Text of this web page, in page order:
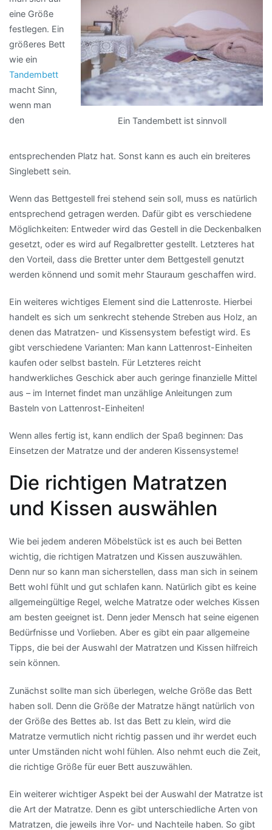
Ein Tandembett ist sinnvoll
eine Größe
festlegen. Ein
größeres Bett
wie ein
Tandembett
macht Sinn,
wenn man
den
entsprechenden Platz hat. Sonst kann es auch ein breiteres
Singlebett sein.
Wenn das Bettgestell frei stehend sein soll, muss es natürlich
entsprechend getragen werden. Dafür gibt es verschiedene
Möglichkeiten: Entweder wird das Gestell in die Deckenbalken
gesetzt, oder es wird auf Regalbretter gestellt. Letzteres hat
den Vorteil, dass die Bretter unter dem Bettgestell genutzt
werden könnend und somit mehr Stauraum geschaffen wird.
Ein weiteres wichtiges Element sind die Lattenroste. Hierbei
handelt es sich um senkrecht stehende Streben aus Holz, an
denen das Matratzen- und Kissensystem befestigt wird. Es
gibt verschiedene Varianten: Man kann Lattenrost-Einheiten
kaufen oder selbst basteln. Für Letzteres reicht
handwerkliches Geschick aber auch geringe finanzielle Mittel
aus – im Internet findet man unzählige Anleitungen zum
Basteln von Lattenrost-Einheiten!
Wenn alles fertig ist, kann endlich der Spaß beginnen: Das
Einsetzen der Matratze und der anderen Kissensysteme!
Die richtigen Matratzen
und Kissen auswählen
Wie bei jedem anderen Möbelstück ist es auch bei Betten
wichtig, die richtigen Matratzen und Kissen auszuwählen.
Denn nur so kann man sicherstellen, dass man sich in seinem
Bett wohl fühlt und gut schlafen kann. Natürlich gibt es keine
allgemeingültige Regel, welche Matratze oder welches Kissen
am besten geeignet ist. Denn jeder Mensch hat seine eigenen
Bedürfnisse und Vorlieben. Aber es gibt ein paar allgemeine
Tipps, die bei der Auswahl der Matratzen und Kissen hilfreich
sein können.
Zunächst sollte man sich überlegen, welche Größe das Bett
haben soll. Denn die Größe der Matratze hängt natürlich von
der Größe des Bettes ab. Ist das Bett zu klein, wird die
Matratze vermutlich nicht richtig passen und ihr werdet euch
unter Umständen nicht wohl fühlen. Also nehmt euch die Zeit,
die richtige Größe für euer Bett auszuwählen.
Ein weiterer wichtiger Aspekt bei der Auswahl der Matratze ist
die Art der Matratze. Denn es gibt unterschiedliche Arten von
Matratzen, die jeweils ihre Vor- und Nachteile haben. So gibt